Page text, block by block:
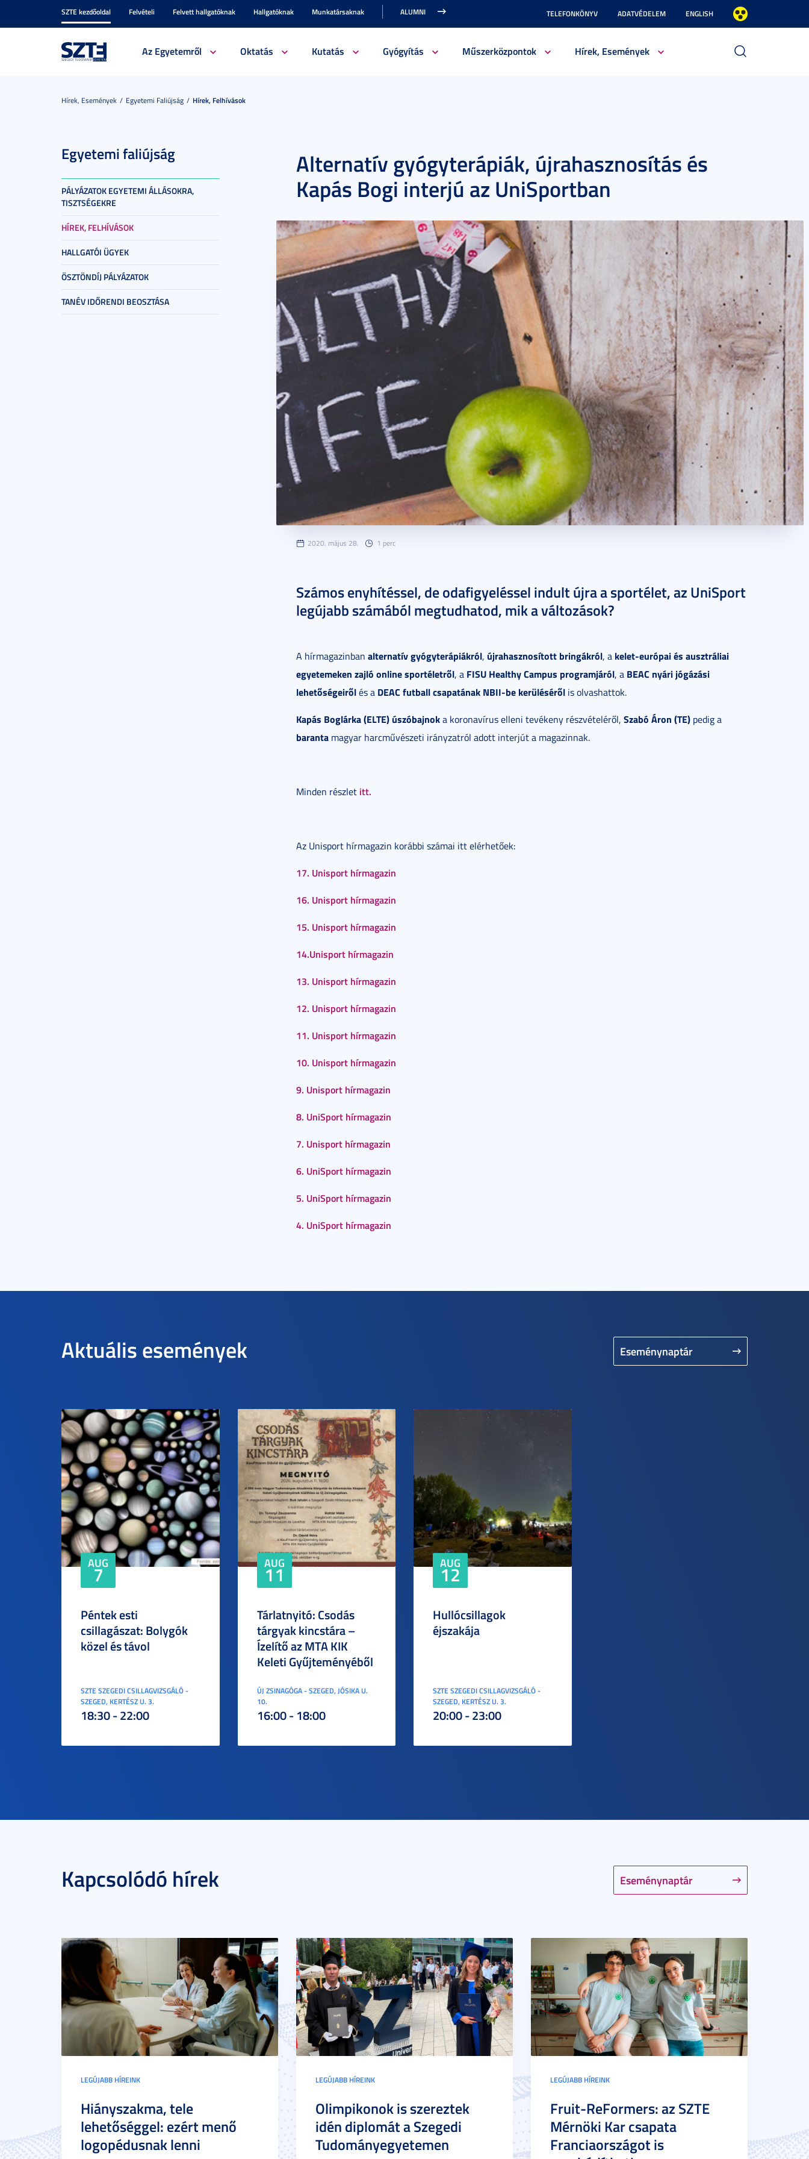
SZTE kezdőoldal Felvételi Felvett hallgatóknak Hallgatóknak Munkatársaknak ALUMNI TELEFONKÖNYV ADATVÉDELEM ENGLISH
Az Egyetemről Oktatás Kutatás Gyógyítás Műszerközpontok Hírek, Események
Hírek, Események Egyetemi Faliújság Hírek, Felhívások
Egyetemi faliújság
PÁLYÁZATOK EGYETEMI ÁLLÁSOKRA,
TISZTSÉGEKRE
HÍREK, FELHÍVÁSOK
HALLGATÓI ÜGYEK
ÖSZTÖNDÍJ PÁLYÁZATOK
TANÉV IDŐRENDI BEOSZTÁSA
Alternatív gyógyterápiák, újrahasznosítás és
Kapás Bogi interjú az UniSportban
2020. május 28. 1 perc
Számos enyhítéssel, de odafigyeléssel indult újra a sportélet, az UniSport
legújabb számából megtudhatod, mik a változások?
A hírmagazinban alternatív gyógyterápiákról, újrahasznosított bringákról, a kelet-európai és ausztráliai
egyetemeken zajló online sportéletről, a FISU Healthy Campus programjáról, a BEAC nyári jógázási
lehetőségeirőlés a DEAC futball csapatának NBII-be kerüléséről is olvashattok.
Kapás Boglárka (ELTE)úszóbajnoka koronavírus elleni tevékeny részvételéről, Szabó Áron (TE) pedig a
baranta magyar harcművészeti irányzatról adott interjút a magazinnak.
Minden részlet itt.
Az Unisport hírmagazin korábbi számai itt elérhetőek:
17. Unisport hírmagazin
16. Unisport hírmagazin
15. Unisport hírmagazin
14.Unisport hírmagazin
13. Unisport hírmagazin
12. Unisport hírmagazin
11. Unisport hírmagazin
10. Unisport hírmagazin
9. Unisport hírmagazin
8. UniSport hírmagazin
7. Unisport hírmagazin
6. UniSport hírmagazin
5. UniSport hírmagazin
4. UniSport hírmagazin
Aktuális események Eseménynaptár
AUG
7
Péntek esti
csillagászat: Bolygók
közel és távol
SZTE SZEGEDI CSILLAGVIZSGÁLÓ -
SZEGED, KERTÉSZ U. 3.
18:30 - 22:00
AUG
11
Tárlatnyitó: Csodás
tárgyak kincstára –
Ízelítő az MTA KIK
Keleti Gyűjteményéből
ÚJ ZSINAGÓGA - SZEGED, JÓSIKA U.
10.
16:00 - 18:00
AUG
12
Hullócsillagok
éjszakája
SZTE SZEGEDI CSILLAGVIZSGÁLÓ -
SZEGED, KERTÉSZ U. 3.
20:00 - 23:00
Kapcsolódó hírek Eseménynaptár
LEGÚJABB HÍREINK
Hiányszakma, tele
lehetőséggel: ezért menő
logopédusnak lenni
LEGÚJABB HÍREINK
Olimpikonok is szereztek
idén diplomát a Szegedi
Tudományegyetemen
LEGÚJABB HÍREINK
Fruit-ReFormers: az SZTE
Mérnöki Kar csapata
Franciaországot is